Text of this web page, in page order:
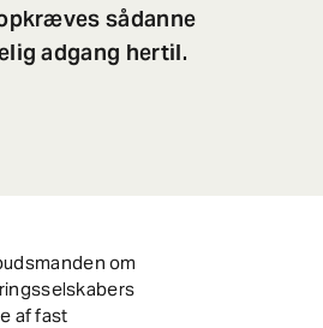
sådanne
adgang hertil.
om
af fast